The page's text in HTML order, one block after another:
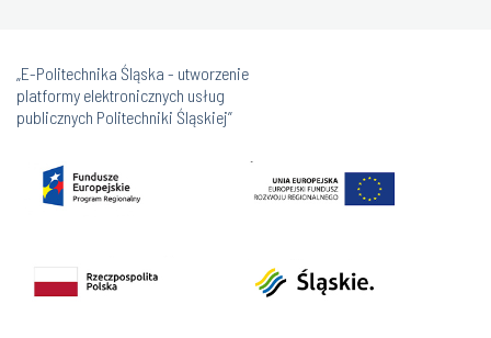
„E-Politechnika Śląska - utworzenie
platformy elektronicznych usług
publicznych Politechniki Śląskiej”